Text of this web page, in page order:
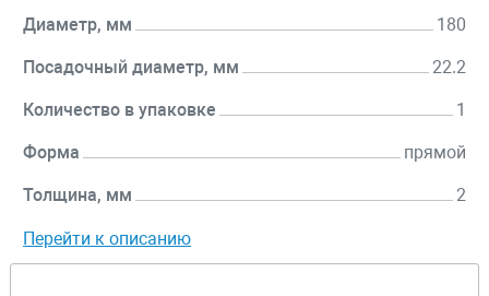
Диаметр, мм 180
Посадочный диаметр, мм 22.2
Количество в упаковке 1
Форма прямой
Толщина, мм 2
Перейти к описанию